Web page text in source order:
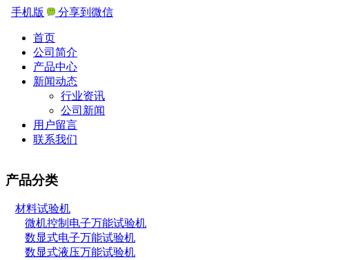
手机版 分享到微信
首页
公司简介
产品中心
新闻动态
行业资讯
公司新闻
用户留言
联系我们
产品分类
材料试验机
微机控制电子万能试验机
数显式电子万能试验机
数显式液压万能试验机